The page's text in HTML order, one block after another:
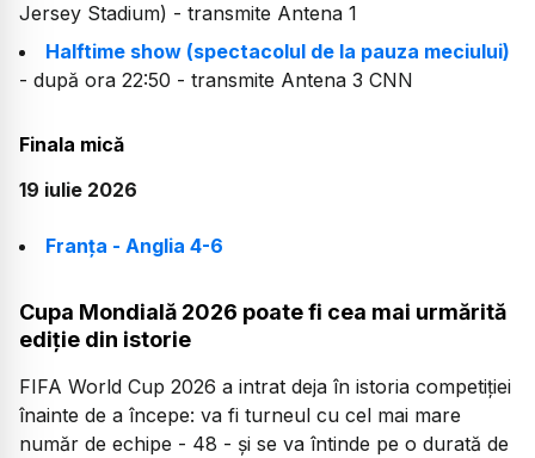
Jersey Stadium) - transmite Antena 1
Halftime show (spectacolul de la pauza meciului)
- după ora 22:50 - transmite Antena 3 CNN
Finala mică
19 iulie 2026
Franța - Anglia 4-6
Cupa Mondială 2026 poate fi cea mai urmărită
ediție din istorie
FIFA World Cup 2026 a intrat deja în istoria competiției
înainte de a începe: va fi turneul cu cel mai mare
număr de echipe - 48 - și se va întinde pe o durată de